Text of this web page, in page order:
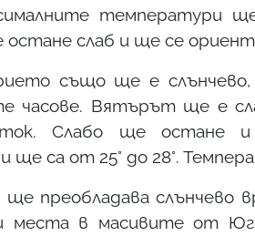
температури
слаб и ще се
също ще е слънчево,
часове. Вятърът ще е
Слабо ще остане
са от 25° до 28°.
преобладава слънчево
места в масивите от